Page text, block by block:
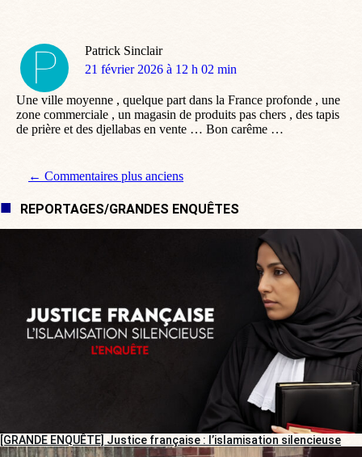
Patrick Sinclair
dit
21 février 2026 à 12 h 02 min
Une ville moyenne , quelque part dans la France profonde , une
zone commerciale , un magasin de produits pas chers , des tapis
de prière et des djellabas en vente … Bon carême …
Navigation de commentaire
← Commentaires plus anciens
REPORTAGES/GRANDES ENQUÊTES
[GRANDE ENQUÊTE] Justice française : l’islamisation silencieuse